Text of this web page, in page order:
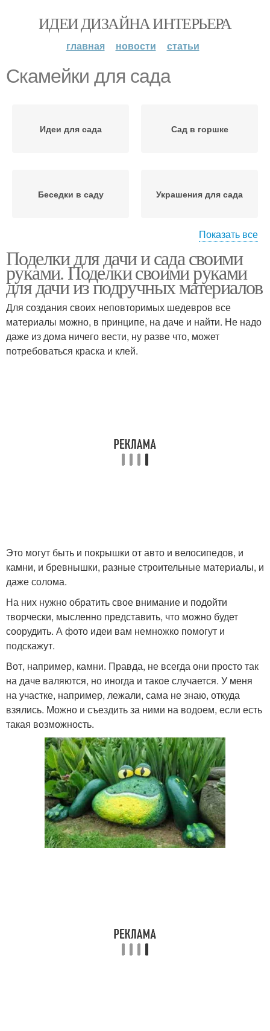
ИДЕИ ДИЗАЙНА ИНТЕРЬЕРА
главная новости статьи
Скамейки для сада
Идеи для сада Сад в горшке
Беседки в саду Украшения для сада
Поделки для сада Фигуры для сада
Вазоны для красивого
сада
Показать все
Поделки для дачи и сада своими
руками. Поделки своими руками
для дачи из подручных материалов
Для создания своих неповторимых шедевров все
материалы можно, в принципе, на даче и найти. Не надо
даже из дома ничего вести, ну разве что, может
потребоваться краска и клей.
Это могут быть и покрышки от авто и велосипедов, и
камни, и бревнышки, разные строительные материалы, и
даже солома.
На них нужно обратить свое внимание и подойти
творчески, мысленно представить, что можно будет
соорудить. А фото идеи вам немножко помогут и
подскажут.
Вот, например, камни. Правда, не всегда они просто так
на даче валяются, но иногда и такое случается. У меня
на участке, например, лежали, сама не знаю, откуда
взялись. Можно и съездить за ними на водоем, если есть
такая возможность.